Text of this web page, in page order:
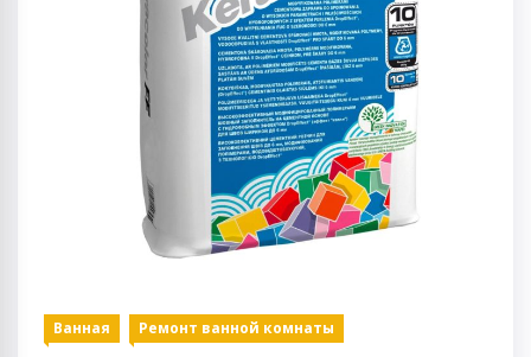
Ванная Ремонт ванной комнаты